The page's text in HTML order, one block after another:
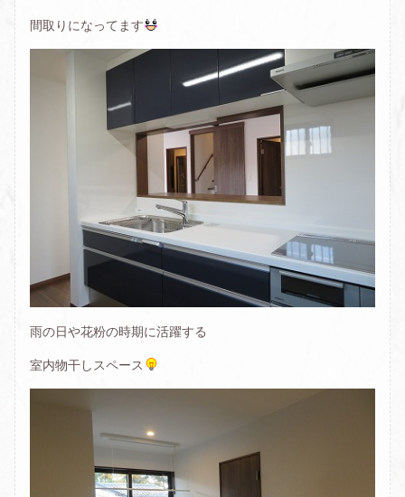
間取りになってます
雨の日や花粉の時期に活躍する
室内物干しスペース